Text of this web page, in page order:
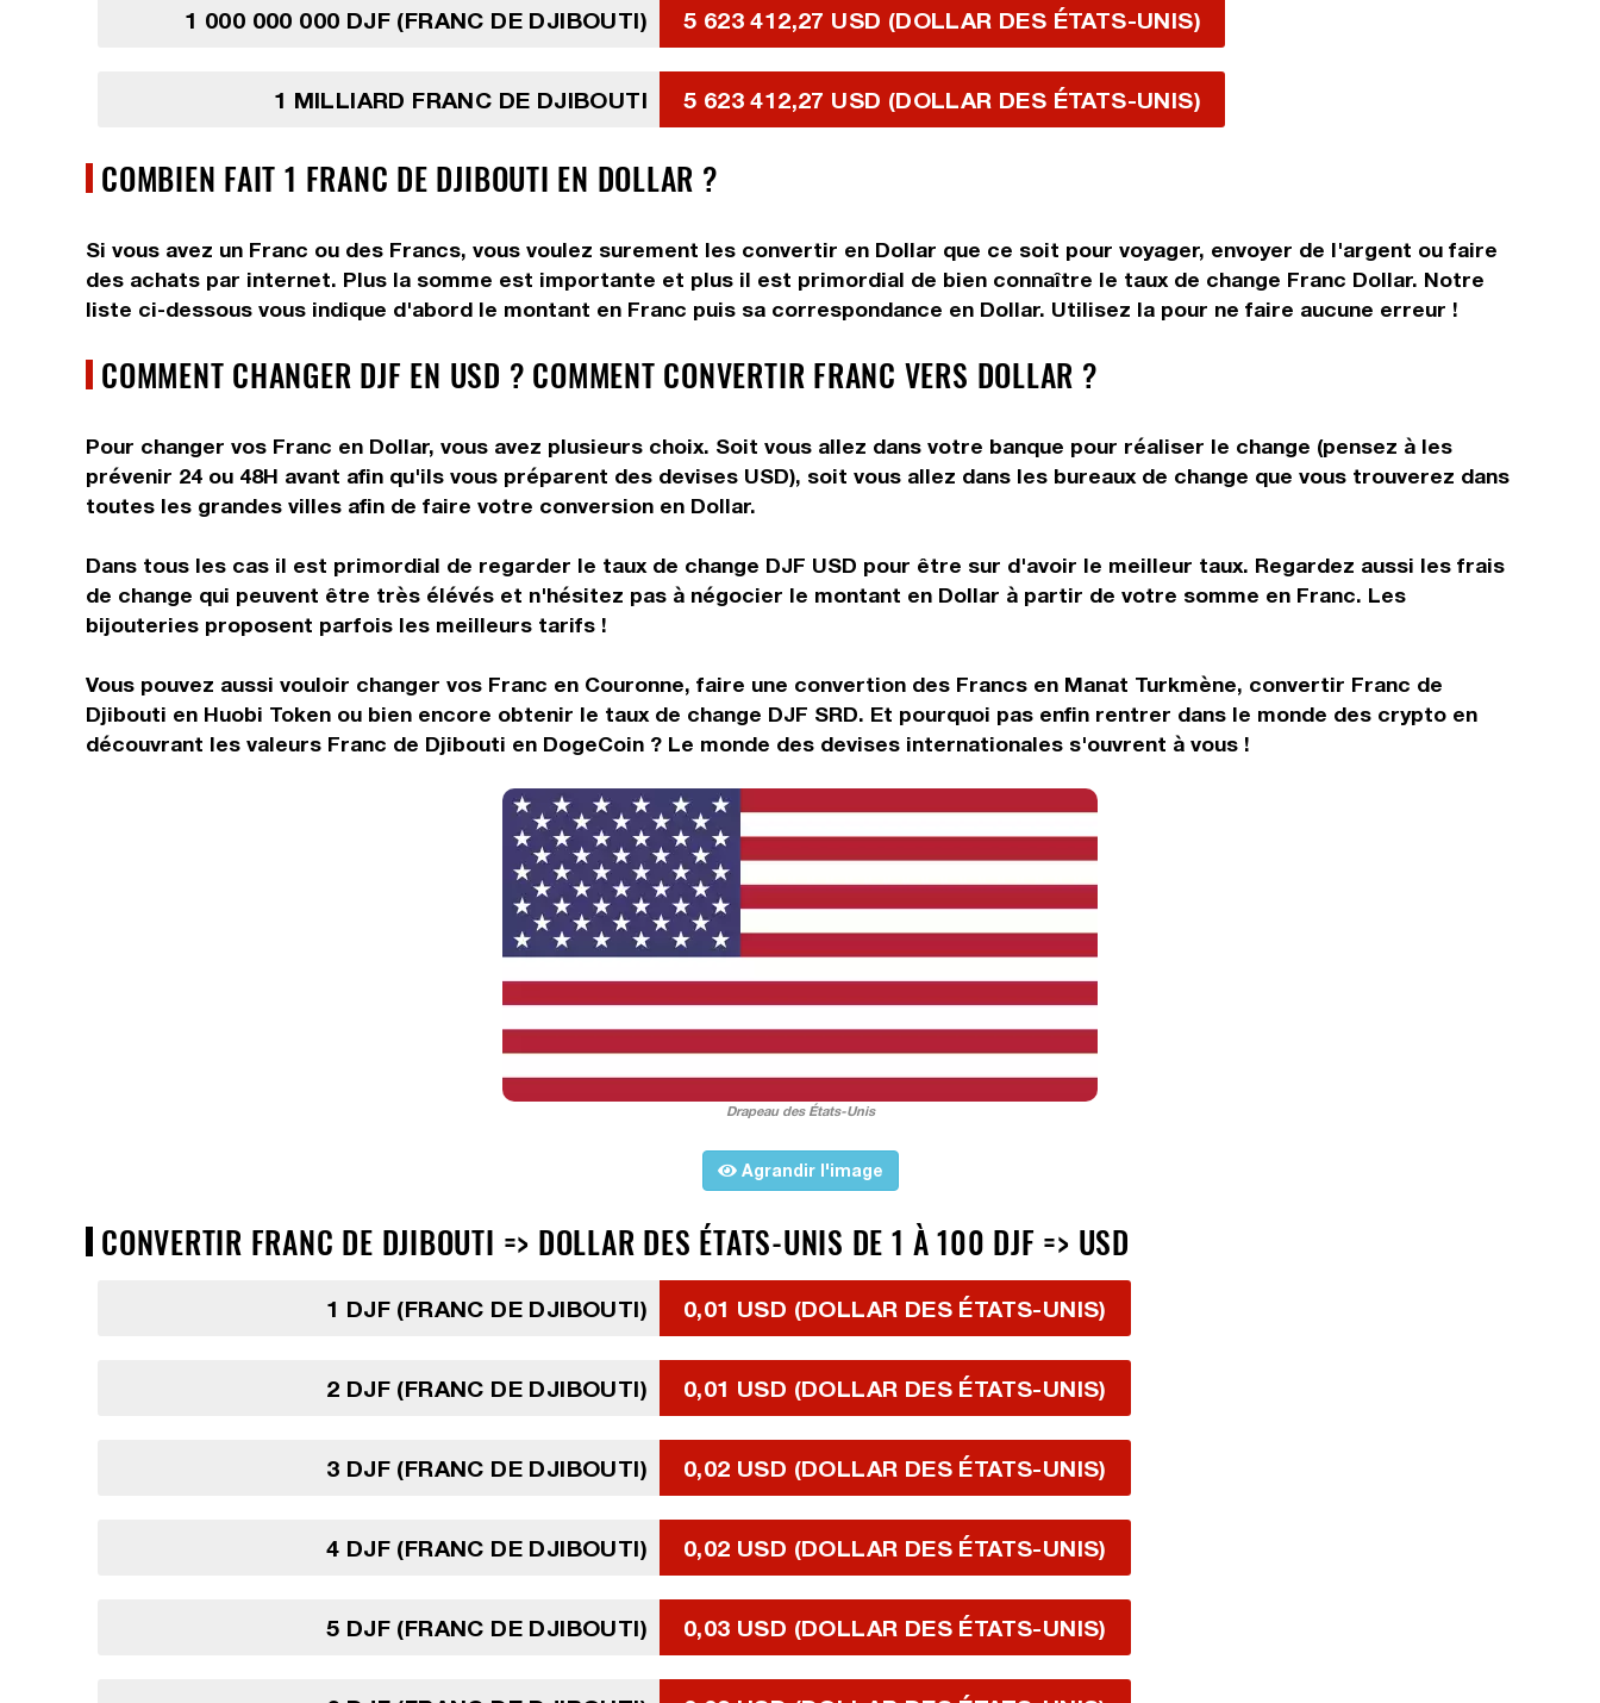
1 000 000 000 DJF (FRANC DE DJIBOUTI) 5 623 412,27 USD (DOLLAR DES ÉTATS-UNIS)
1 MILLIARD FRANC DE DJIBOUTI 5 623 412,27 USD (DOLLAR DES ÉTATS-UNIS)
COMBIEN FAIT 1 FRANC DE DJIBOUTI EN DOLLAR ?
Si vous avez un Franc ou des Francs, vous voulez surement les convertir en Dollar que ce soit pour voyager, envoyer de l'argent ou faire
des achats par internet. Plus la somme est importante et plus il est primordial de bien connaître le taux de change Franc Dollar. Notre
liste ci-dessous vous indique d'abord le montant en Franc puis sa correspondance en Dollar. Utilisez la pour ne faire aucune erreur !
COMMENT CHANGER DJF EN USD ? COMMENT CONVERTIR FRANC VERS DOLLAR ?
Pour changer vos Franc en Dollar, vous avez plusieurs choix. Soit vous allez dans votre banque pour réaliser le change (pensez à les
prévenir 24 ou 48H avant afin qu'ils vous préparent des devises USD), soit vous allez dans les bureaux de change que vous trouverez dans
toutes les grandes villes afin de faire votre conversion en Dollar.
Dans tous les cas il est primordial de regarder le taux de change DJF USD pour être sur d'avoir le meilleur taux. Regardez aussi les frais
de change qui peuvent être très élévés et n'hésitez pas à négocier le montant en Dollar à partir de votre somme en Franc. Les
bijouteries proposent parfois les meilleurs tarifs !
Vous pouvez aussi vouloir changer vos Franc en Couronne, faire une convertion des Francs en Manat Turkmène, convertir Franc de
Djibouti en Huobi Token ou bien encore obtenir le taux de change DJF SRD. Et pourquoi pas enfin rentrer dans le monde des crypto en
découvrant les valeurs Franc de Djibouti en DogeCoin ? Le monde des devises internationales s'ouvrent à vous !
Drapeau des États-Unis
Agrandir l'image
CONVERTIR FRANC DE DJIBOUTI => DOLLAR DES ÉTATS-UNIS DE 1 À 100 DJF => USD
1 DJF (FRANC DE DJIBOUTI) 0,01 USD (DOLLAR DES ÉTATS-UNIS)
2 DJF (FRANC DE DJIBOUTI) 0,01 USD (DOLLAR DES ÉTATS-UNIS)
3 DJF (FRANC DE DJIBOUTI) 0,02 USD (DOLLAR DES ÉTATS-UNIS)
4 DJF (FRANC DE DJIBOUTI) 0,02 USD (DOLLAR DES ÉTATS-UNIS)
5 DJF (FRANC DE DJIBOUTI) 0,03 USD (DOLLAR DES ÉTATS-UNIS)